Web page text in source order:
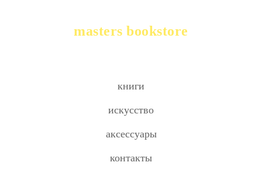
masters bookstore
книги
искусство
аксессуары
контакты